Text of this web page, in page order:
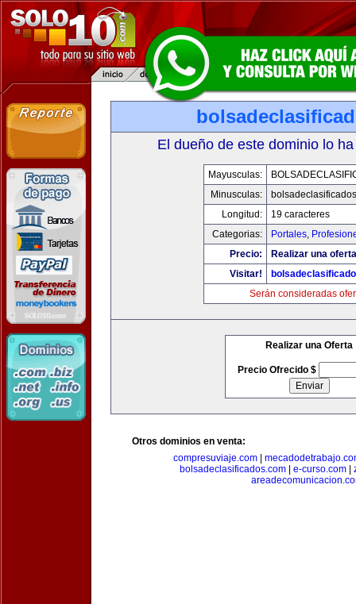
El dueño de este dominio lo
Mayusculas:
Minusculas:
Longitud:
19 caracteres
Categorias:
Portales,
Precio:
Realizar una
Visitar!
Serán consideradas
Realizar una Oferta
Precio Ofrecido $
Otros dominios en venta:
compresuviaje.com
bolsadeclasificados.com
e-curso.com